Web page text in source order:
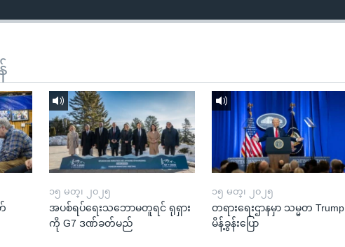
၁၅ မတ္၊ ၂၀၂၅
အပစ်ရပ်ရေးသဘောမတူရင် ရုရှား
ကို G7 ဒဏ်ခတ်မည်
၁၅ မတ္၊ ၂၀၂၅
တရားရေးဌာနမှာ သမ္မတ Trump
မိန့်ခွန်းပြော